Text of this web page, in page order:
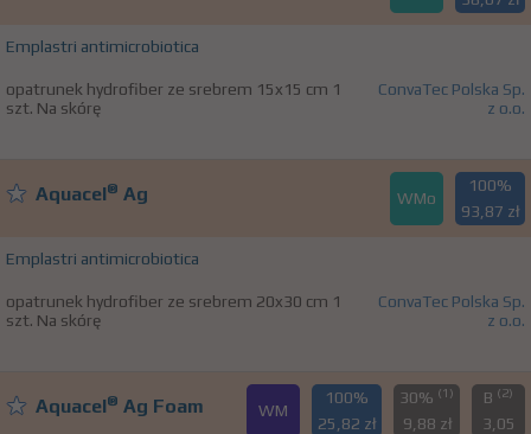
Emplastri antimicrobiotica
opatrunek hydrofiber ze srebrem 15x15 cm 1
szt. Na skórę
ConvaTec Polska Sp.
z o.o.
Aquacel® Ag WMo
100%
93,87 zł
Emplastri antimicrobiotica
opatrunek hydrofiber ze srebrem 20x30 cm 1
szt. Na skórę
ConvaTec Polska Sp.
z o.o.
Aquacel® Ag Foam WM
100%
25,82 zł
30% (1)
9,88 zł
B (2)
3,05